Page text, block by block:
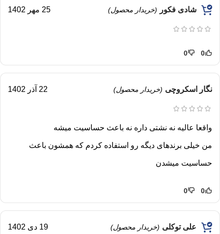
شادی فکور (خریدار محصول) 25 مهر 1402
0
0
نگار اسکروچی (خریدار محصول) 22 آذر 1402
واقعا عالیه نه نشتی داره نه باعث حساسیت میشه
من خیلی برندهای دیگه رو استفاده کردم که همشون باعث
حساسیت میشدن
0
0
علی توکلی (خریدار محصول) 19 دی 1402